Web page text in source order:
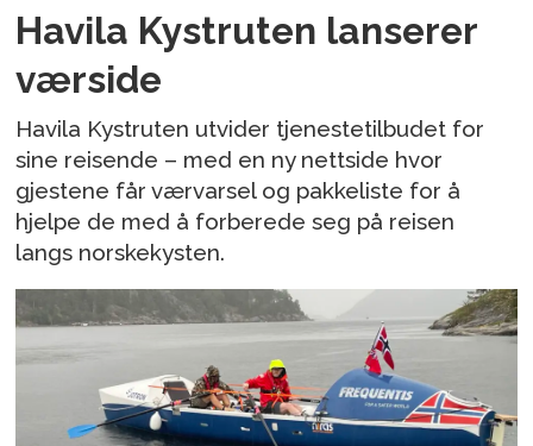
Havila Kystruten lanserer
værside
Havila Kystruten utvider tjenestetilbudet for
sine reisende – med en ny nettside hvor
gjestene får værvarsel og pakkeliste for å
hjelpe de med å forberede seg på reisen
langs norskekysten.